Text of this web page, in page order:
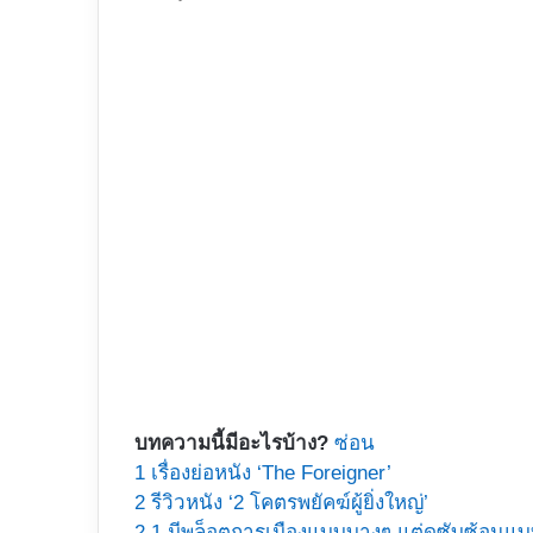
บทความนี้มีอะไรบ้าง? ซ่อน
1 เรื่องย่อหนัง ‘The Foreigner’
2 รีวิวหนัง ‘2 โคตรพยัคฆ์ผู้ยิ่งใหญ่’